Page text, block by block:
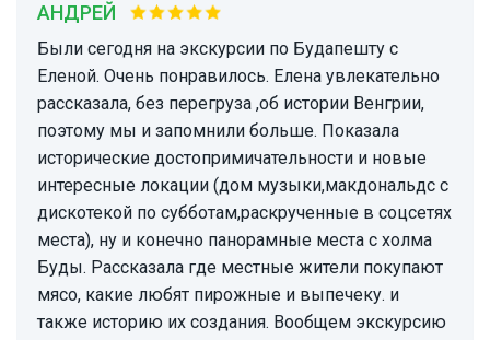
АНДРЕЙ
Были сегодня на экскурсии по Будапешту с
Еленой. Очень понравилось. Елена увлекательно
рассказала, без перегруза ,об истории Венгрии,
поэтому мы и запомнили больше. Показала
исторические достопримичательности и новые
интересные локации (дом музыки,макдональдс с
дискотекой по субботам,раскрученные в соцсетях
места), ну и конечно панорамные места с холма
Буды. Рассказала где местные жители покупают
мясо, какие любят пирожные и выпечеку. и
также историю их создания. Вообщем экскурсию